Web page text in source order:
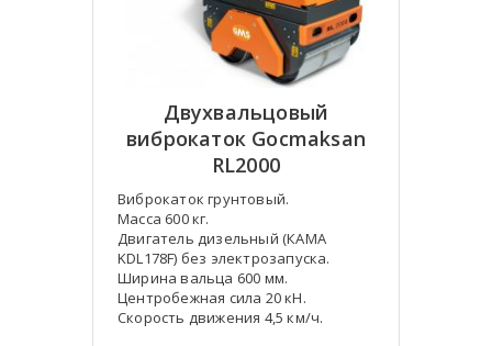
Двухвальцовый
виброкаток Gocmaksan
RL2000
Виброкаток грунтовый.
Масса 600 кг.
Двигатель дизельный (КАМА
KDL178F) без электрозапуска.
Ширина вальца 600 мм.
Центробежная сила 20 кН.
Скорость движения 4,5 км/ч.